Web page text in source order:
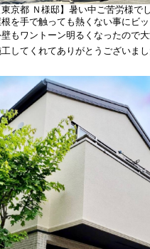
京都 Ｎ様邸】暑い中ご苦労様で
を手で触っても熱くない事にビ
もワントーン明るくなったので
してくれてありがとうございま